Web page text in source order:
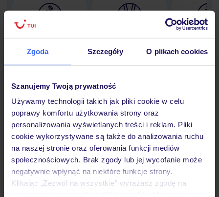
Zgoda Szczegóły O plikach cookies
Szanujemy Twoją prywatność
Używamy technologii takich jak pliki cookie w celu
poprawy komfortu użytkowania strony oraz
personalizowania wyświetlanych treści i reklam. Pliki
cookie wykorzystywane są także do analizowania ruchu
na naszej stronie oraz oferowania funkcji mediów
społecznościowych. Brak zgody lub jej wycofanie może
negatywnie wpłynąć na niektóre funkcje strony.
Klikając „Zezwól na wszystkie” wyrażasz zgodę na
podróży w Polsce
30 lat w
Hotel
Pokoje
Wyżywienie